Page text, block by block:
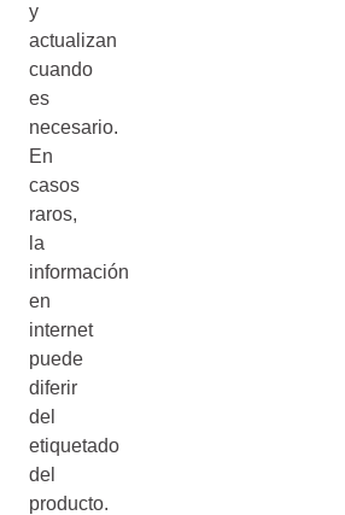
y
actualizan
cuando
es
necesario.
En
casos
raros,
la
información
en
internet
puede
diferir
del
etiquetado
del
producto.